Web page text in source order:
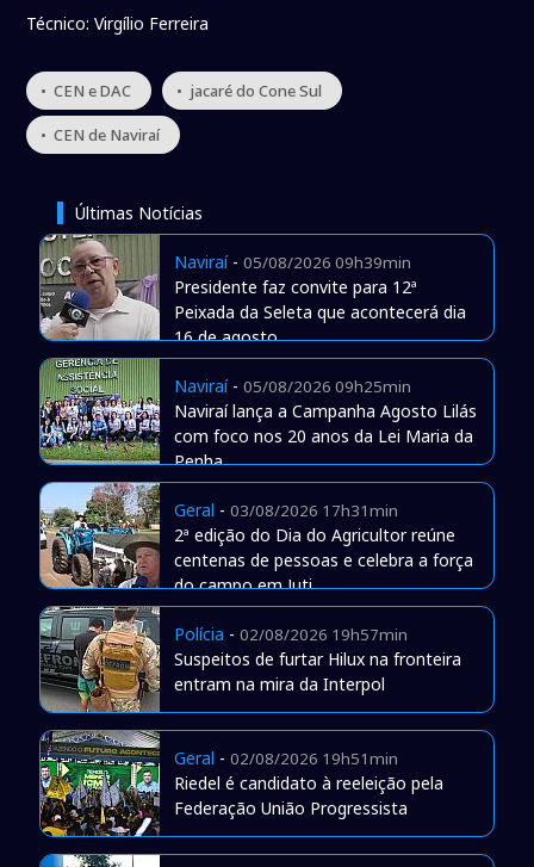
Técnico: Virgílio Ferreira
• CEN e DAC • jacaré do Cone Sul
• CEN de Naviraí
Últimas Notícias
Naviraí- 05/08/2026 09h39min
Presidente faz convite para 12ª
Peixada da Seleta que acontecerá dia
16 de agosto
Naviraí- 05/08/2026 09h25min
Naviraí lança a Campanha Agosto Lilás
com foco nos 20 anos da Lei Maria da
Penha
Geral - 03/08/2026 17h31min
2ª edição do Dia do Agricultor reúne
centenas de pessoas e celebra a força
do campo em Juti
Polícia - 02/08/2026 19h57min
Suspeitos de furtar Hilux na fronteira
entram na mira da Interpol
Geral - 02/08/2026 19h51min
Riedel é candidato à reeleição pela
Federação União Progressista